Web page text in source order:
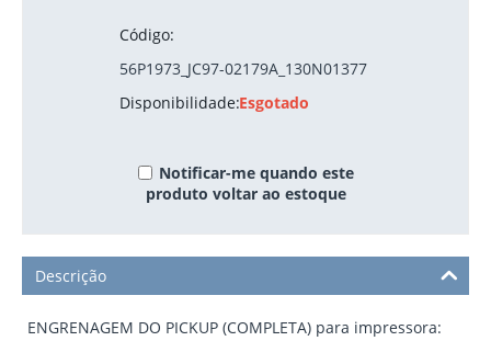
Código:
56P1973_JC97-02179A_130N01377
Disponibilidade:Esgotado
Notificar-me quando este
produto voltar ao estoque
Descrição
ENGRENAGEM DO PICKUP (COMPLETA) para impressora: